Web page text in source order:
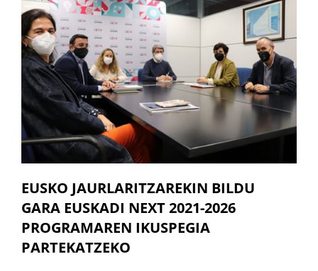
EUSKO JAURLARITZAREKIN BILDU
GARA EUSKADI NEXT 2021-2026
PROGRAMAREN IKUSPEGIA
PARTEKATZEKO